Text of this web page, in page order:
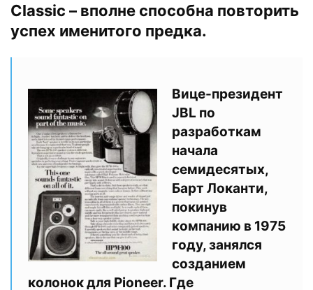
Classic – вполне способна повторить
успех именитого предка.
Вице-президент
JBL по
разработкам
начала
семидесятых,
Барт Локанти,
покинув
компанию в 1975
году, занялся
созданием
колонок для Pioneer. Где